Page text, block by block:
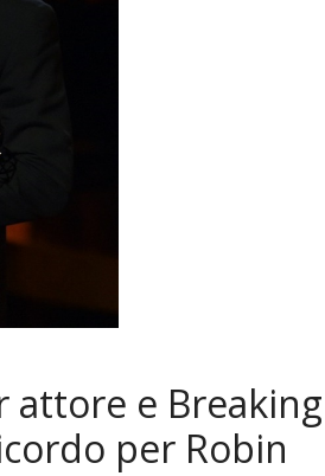
attore e Breaking
per Robin